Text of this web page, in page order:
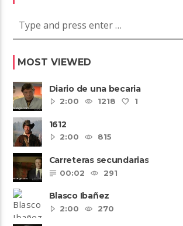
MOST VIEWED
Diario de una becaria
2:00
1218 1
1612
2:00
815
Carreteras secundarias
00:02
291
Blasco Ibañez
2:00
270